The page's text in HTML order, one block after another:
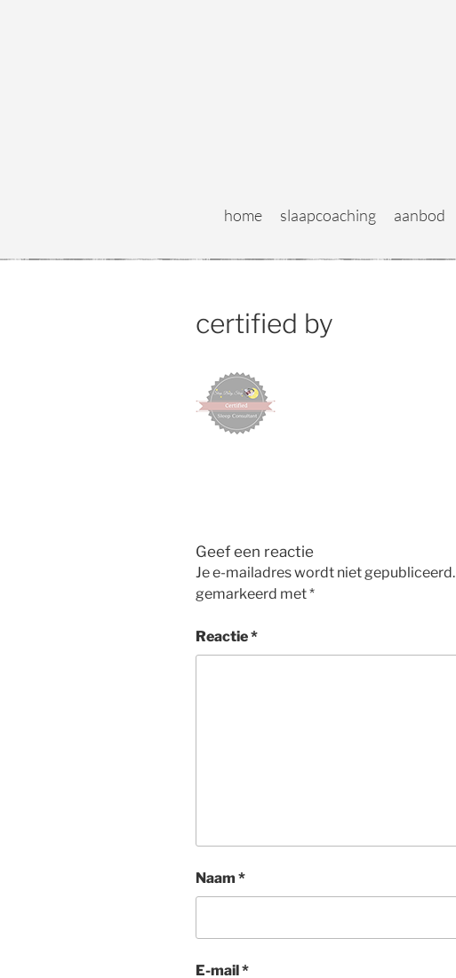
home slaapcoaching aanbod
certified by
Geef een reactie
Je e-mailadres wordt niet gepubliceerd.
gemarkeerd met*
Reactie*
Naam *
E-mail *